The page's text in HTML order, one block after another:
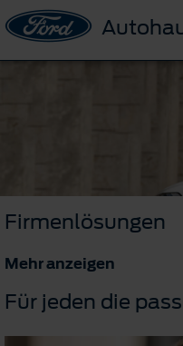
Firmenlösungen
Mehr anzeigen
Für jeden die